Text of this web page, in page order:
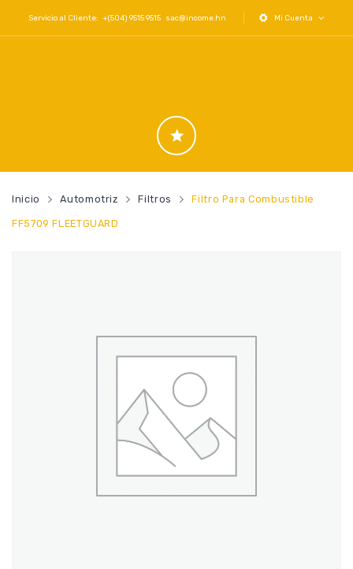
Servicio al Cliente: +(504) 9515 9515 sac@income.hn Mi Cuenta
Inicio Automotriz Filtros Filtro Para Combustible
FF5709 FLEETGUARD